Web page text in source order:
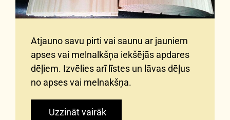
Atjauno savu pirti vai saunu ar jauniem
apses vai melnalkšņa iekšējās apdares
dēļiem. Izvēlies arī līstes un lāvas dēļus
no apses vai melnakšņa.
Uzzināt vairāk